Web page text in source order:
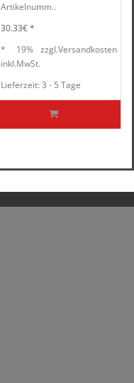
Artikelnumm..
30.33€ *
*
inkl.
19%
MwSt.
zzgl.Versandkosten
Lieferzeit: 3 - 5 Tage